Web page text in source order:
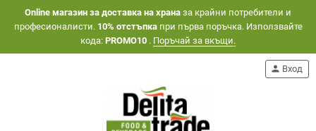
Оnline магазин за доставка на храна за крайни потребители и
професионалисти. 10% отстъпкапри първа поръчка. Използвайте
кода: PROMO10 . Поръчай за вкъщи.
person Вход